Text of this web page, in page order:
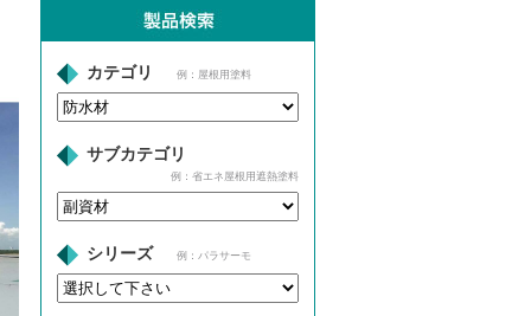
カテゴリ 例：屋根用塗料
サブカテゴリ
例：省エネ屋根用遮熱塗料
シリーズ 例：パラサーモ